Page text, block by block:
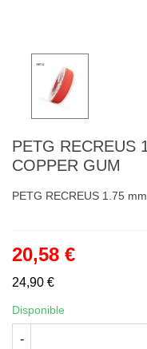
PETG RECREUS
COPPER GUM
PETG RECREUS 1.75
20,58 €
24,90 €
Disponible
-